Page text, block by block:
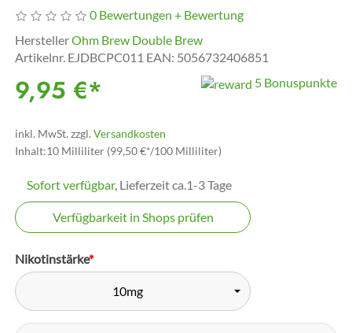
0 Bewertungen + Bewertung
HerstellerOhm Brew Double Brew
Artikelnr. EJDBCPC011 EAN: 5056732406851
9,95 €* 5 Bonuspunkte
inkl. MwSt. zzgl.Versandkosten
Inhalt:10 Milliliter (99,50 €*/100 Milliliter)
Sofort verfügbar, Lieferzeit ca.1-3 Tage
Verfügbarkeit in Shops prüfen
Nikotinstärke
10mg